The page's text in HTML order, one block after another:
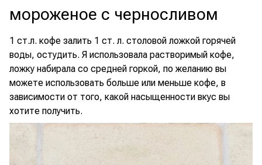
мороженое с черносливом
1 ст.л. кофе залить 1 ст. л. столовой ложкой горячей
воды, остудить. Я использовала растворимый кофе,
ложку набирала со средней горкой, по желанию вы
можете использовать больше или меньше кофе, в
зависимости от того, какой насыщенности вкус вы
хотите получить.